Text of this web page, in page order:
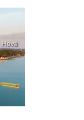
Hová